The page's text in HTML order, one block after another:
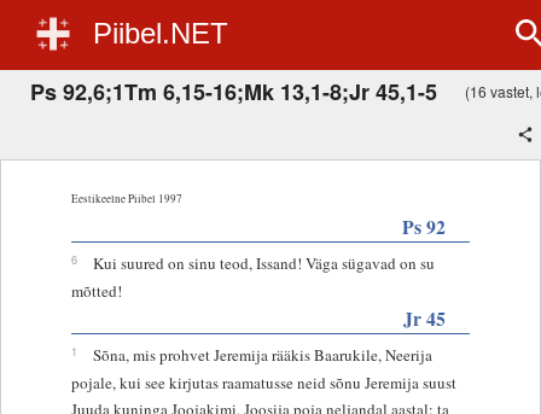
Piibel.NET
Ps 92,6;1Tm 6,15-16;Mk 13,1-8;Jr 45,1-5 (16 vastet,
Eestikeelne Piibel 1997
Ps 92
6
Kui suured on sinu teod, Issand! Väga sügavad on su
mõtted!
Jr 45
1
Sõna, mis prohvet Jeremija rääkis Baarukile, Neerija
pojale, kui see kirjutas raamatusse neid sõnu Jeremija suust
Juuda kuninga Joojakimi, Joosija poja neljandal aastal; ta